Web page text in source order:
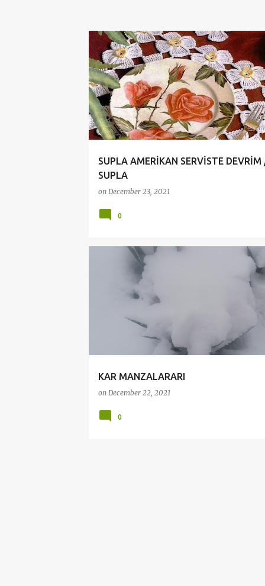
SUPLA AMERİKAN SERVİSTE
SUPLA
on December 23, 2021
AMERİKAN SERVİS CROCHET HANDMADE
0
KAR MANZALARARI
on December 22, 2021
ANI BİRİKTİRMECE
0